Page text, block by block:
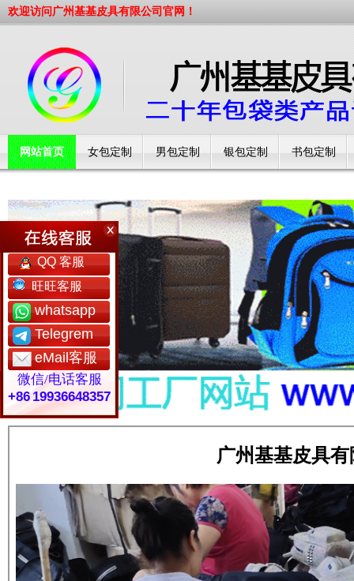
欢迎访问广州基基皮具有限公司官网！
网站首页 女包定制 男包定制 银包定制 书包定制
QQ 客服
旺旺客服
whatsapp
Telegrem
eMail客服
微信/电话客服
+86 19936648357